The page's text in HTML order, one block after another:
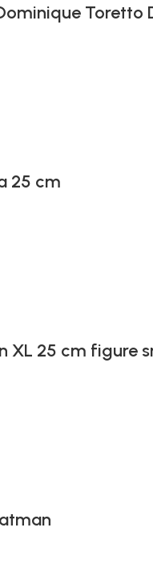
Toretto
25 cm
XL 25 cm figure